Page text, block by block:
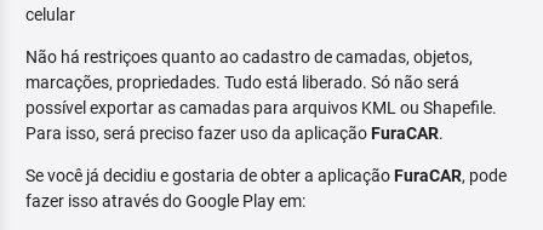
celular
Não há restriçoes quanto ao cadastro de camadas, objetos,
marcações, propriedades. Tudo está liberado. Só não será
possível exportar as camadas para arquivos KML ou Shapefile.
Para isso, será preciso fazer uso da aplicaçãoFuraCAR.
Se você já decidiu e gostaria de obter a aplicaçãoFuraCAR, pode
fazer isso através do Google Play em: